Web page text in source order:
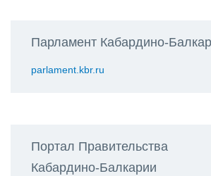
Парламент Кабардино-
parlament.kbr.ru
Портал Правительства
Кабардино-Балкарии